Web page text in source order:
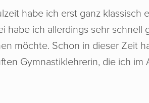
habe ich erst ganz klassisch
habe ich allerdings sehr schnell
möchte. Schon in dieser Zeit
Gymnastiklehrerin, die ich im